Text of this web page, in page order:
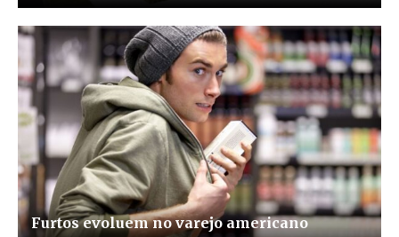
Furtos evoluem no varejo americano